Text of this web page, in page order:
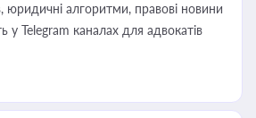
юридичні алгоритми, правові новини
Telegram каналах для адвокатів